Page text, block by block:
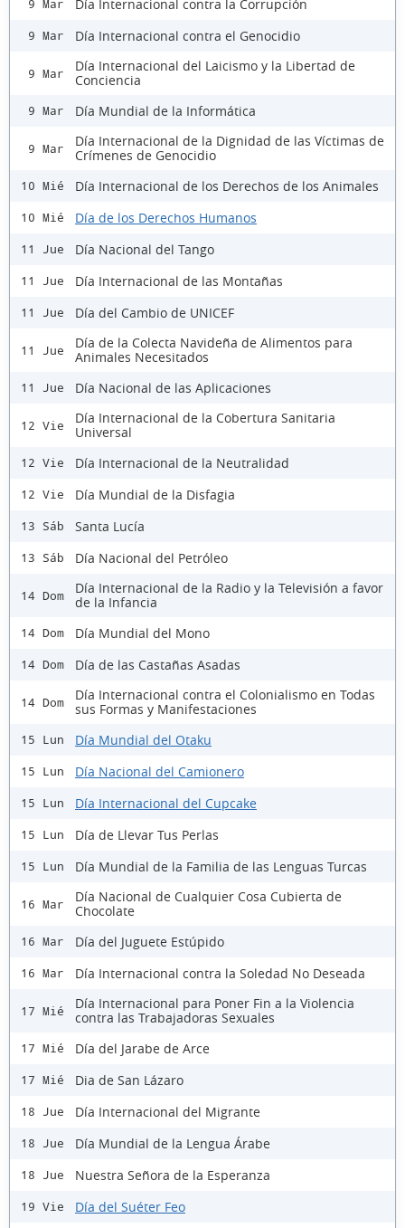
9 Mar Día Internacional contra la Corrupción
9 Mar Día Internacional contra el Genocidio
9 Mar
Día Internacional del Laicismo y la Libertad de
Conciencia
9 Mar Día Mundial de la Informática
9 Mar
Día Internacional de la Dignidad de las Víctimas de
Crímenes de Genocidio
10 Mié Día Internacional de los Derechos de los Animales
10 Mié Día de los Derechos Humanos
11 Jue Día Nacional del Tango
11 Jue Día Internacional de las Montañas
11 Jue Día del Cambio de UNICEF
11 Jue
Día de la Colecta Navideña de Alimentos para
Animales Necesitados
11 Jue Día Nacional de las Aplicaciones
12 Vie
Día Internacional de la Cobertura Sanitaria
Universal
12 Vie Día Internacional de la Neutralidad
12 Vie Día Mundial de la Disfagia
13 Sáb Santa Lucía
13 Sáb Día Nacional del Petróleo
14 Dom
Día Internacional de la Radio y la Televisión a favor
de la Infancia
14 Dom Día Mundial del Mono
14 Dom Día de las Castañas Asadas
14 Dom
Día Internacional contra el Colonialismo en Todas
sus Formas y Manifestaciones
15 Lun Día Mundial del Otaku
15 Lun Día Nacional del Camionero
15 Lun Día Internacional del Cupcake
15 Lun Día de Llevar Tus Perlas
15 Lun Día Mundial de la Familia de las Lenguas Turcas
16 Mar
Día Nacional de Cualquier Cosa Cubierta de
Chocolate
16 Mar Día del Juguete Estúpido
16 Mar Día Internacional contra la Soledad No Deseada
17 Mié
Día Internacional para Poner Fin a la Violencia
contra las Trabajadoras Sexuales
17 Mié Día del Jarabe de Arce
17 Mié Dia de San Lázaro
18 Jue Día Internacional del Migrante
18 Jue Día Mundial de la Lengua Árabe
18 Jue Nuestra Señora de la Esperanza
19 Vie Día del Suéter Feo